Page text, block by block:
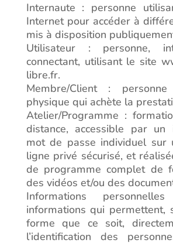
Internaute : personne
Internet pour accéder à
mis à disposition
Utilisateur : personne,
connectant, utilisant le site
libre.fr.
Membre/Client :
physique qui achète la
Atelier/Programme :
distance, accessible par un
mot de passe individuel sur
ligne privé sécurisé, et
de programme complet de
des vidéos et/ou des
Informations
informations qui permettent,
forme que ce soit,
l’identification des